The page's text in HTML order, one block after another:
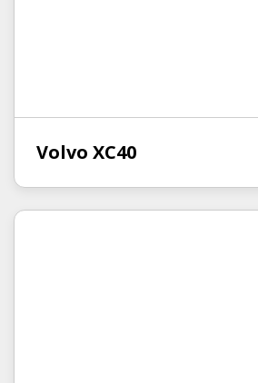
Volvo XC40